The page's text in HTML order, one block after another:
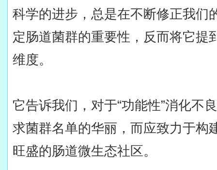
科学的进步，总是在不断修正我们
定肠道菌群的重要性，反而将它提
维度。
它告诉我们，对于“功能性”消化不
求菌群名单的华丽，而应致力于构
旺盛的肠道微生态社区。